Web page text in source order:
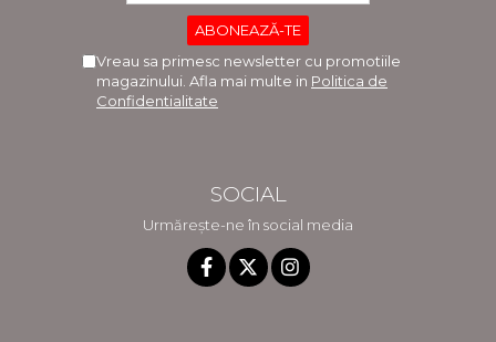
Vreau sa primesc newsletter cu promotiile
magazinului. Afla mai multe in Politica de
Confidentialitate
SOCIAL
Urmărește-ne în social media